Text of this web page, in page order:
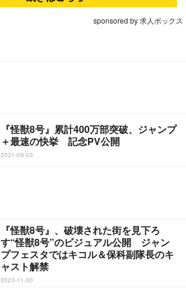
sponsored by 求人ボックス
『怪獣8号』累計400万部突破、ジャンプ
＋最速の快挙 記念PV公開
2021-09-03
『怪獣8号』、破壊された街を見下ろ
す“怪獣8号”のビジュアル公開 ジャン
プフェスタではキコル＆保科副隊長のキ
ャスト解禁
2023-11-30